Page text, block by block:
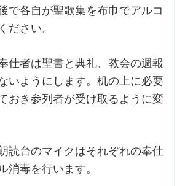
で各自が聖歌集を布巾でアルコ
ださい。
仕者は聖書と典礼、教会の週報
いようにします。机の上に必要
おき参列者が受け取るように変
読台のマイクはそれぞれの奉仕
消毒を行います。